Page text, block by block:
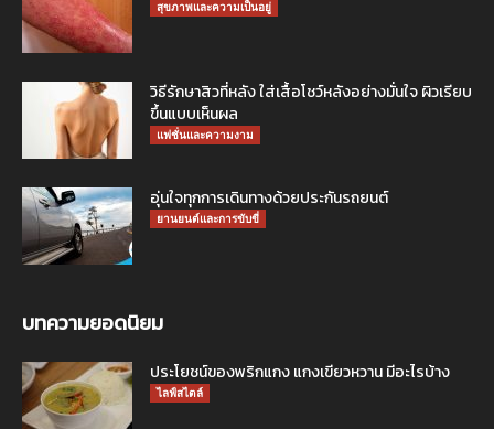
สุขภาพและความเป็นอยู่
วิธีรักษาสิวที่หลัง ใส่เสื้อโชว์หลังอย่างมั่นใจ ผิวเรียบ
ขึ้นแบบเห็นผล
แฟชั่นและความงาม
อุ่นใจทุกการเดินทางด้วยประกันรถยนต์
ยานยนต์และการขับขี่
บทความยอดนิยม
ประโยชน์ของพริกแกง แกงเขียวหวาน มีอะไรบ้าง
ไลฟ์สไตล์